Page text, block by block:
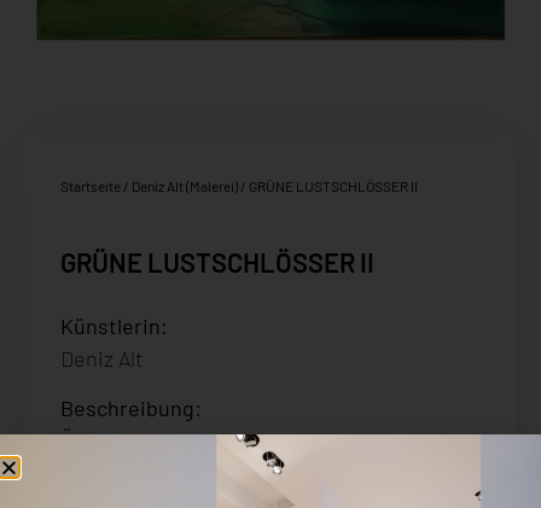
Startseite / Deniz Alt (Malerei) / GRÜNE LUSTSCHLÖSSER II
GRÜNE LUSTSCHLÖSSER II
Künstlerin:
Deniz Alt
Beschreibung:
Öl auf Leinwand